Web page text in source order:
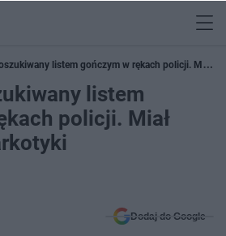
listem gończym w rękach policji. Miał
listem
policji. Miał
Dodaj do Google